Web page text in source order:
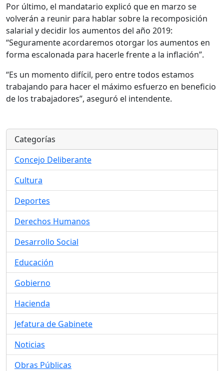
Por último, el mandatario explicó que en marzo se
volverán a reunir para hablar sobre la recomposición
salarial y decidir los aumentos del año 2019:
“Seguramente acordaremos otorgar los aumentos en
forma escalonada para hacerle frente a la inflación”.
“Es un momento difícil, pero entre todos estamos
trabajando para hacer el máximo esfuerzo en beneficio
de los trabajadores”, aseguró el intendente.
Categorías
Concejo Deliberante
Cultura
Deportes
Derechos Humanos
Desarrollo Social
Educación
Gobierno
Hacienda
Jefatura de Gabinete
Noticias
Obras Públicas